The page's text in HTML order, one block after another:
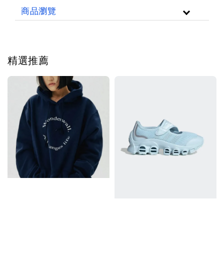
商品瀏覽
精選推薦